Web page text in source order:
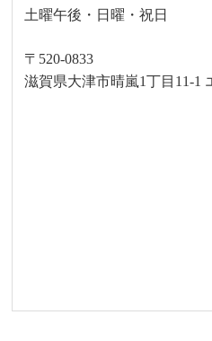
土曜午後・日曜・祝日
〒520-0833
滋賀県大津市晴嵐1丁目11-1